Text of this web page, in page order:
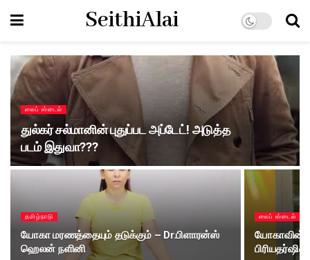
SeithiAlai
லைப் ஸ்டைல்
துல்கர் சல்மானின் புதுப்பட அப்டேட்! அடுத்த
படம் இதுவா???
தமிழ்நாடு
யோகா மரணத்தையும் தடுக்கும் – Dr.பிளாரன்ஸ்
ஹெலன் நளினி
லைப் ஸ்டைல்
யோகாவின்
பிரியதர்ஷினி